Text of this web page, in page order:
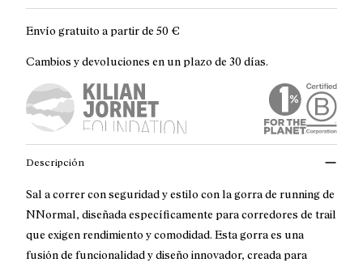
Envío gratuito a partir de 50 €
Cambios y devoluciones en un plazo de 30 días.
Descripción
Sal a correr con seguridad y estilo con la gorra de running de
NNormal, diseñada específicamente para corredores de trail
que exigen rendimiento y comodidad. Esta gorra es una
fusión de funcionalidad y diseño innovador, creada para